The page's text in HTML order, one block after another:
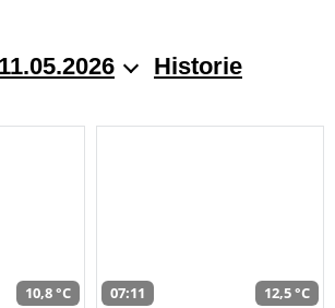
Historie
10,8 °C 07:11 12,5 °C